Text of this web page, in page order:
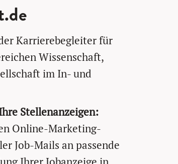
Karrierebegleiter für
Wissenschaft,
im In- und
Stellenanzeigen:
Online-Marketing-
Job-Mails an passende